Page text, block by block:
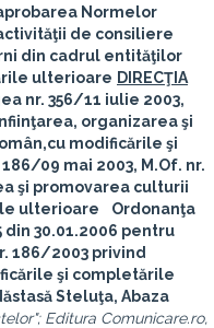
Normelor
de consiliere
din cadrul entităţilor
ulterioare DIRECŢIA
nr. 356/11 iulie 2003,
organizarea şi
cu modificările şi
09 mai 2003, M.Of. nr.
şi promovarea culturii
ulterioare
Ordonanţa
din 30.01.2006 pentru
186/2003 privind
şi completările
Steluţa, Abaza
Editura Comunicare.ro,